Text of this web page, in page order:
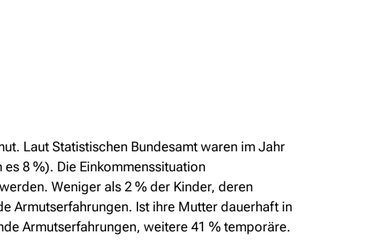
Laut Statistischen Bundesamt waren im Jahr
8 %). Die Einkommenssituation
Weniger als 2 % der Kinder, deren
Armutserfahrungen. Ist ihre Mutter dauerhaft in
Armutserfahrungen, weitere 41 % temporäre.